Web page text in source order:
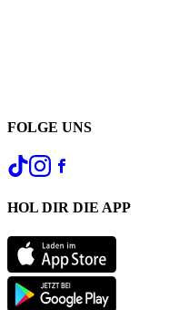
FOLGE UNS
HOL DIR DIE APP